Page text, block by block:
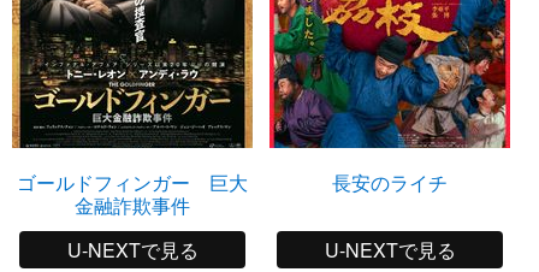
ゴールドフィンガー 巨大
金融詐欺事件
U-NEXTで見る
長安のライチ
U-NEXTで見る